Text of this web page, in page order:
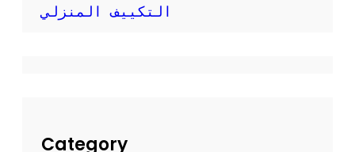
ت
ي
التكييف المنزلي
Category